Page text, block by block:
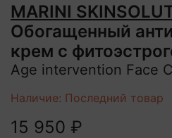
MARINI
Обогащенный
крем с
Age intervention Face
Наличие: Последний товар
15 950 ₽